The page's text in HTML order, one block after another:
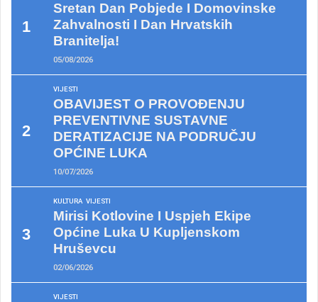
Sretan Dan Pobjede I Domovinske
Zahvalnosti I Dan Hrvatskih
Branitelja!
05/08/2026
VIJESTI
OBAVIJEST O PROVOĐENJU
PREVENTIVNE SUSTAVNE
DERATIZACIJE NA PODRUČJU
OPĆINE LUKA
10/07/2026
KULTURA VIJESTI
Mirisi Kotlovine I Uspjeh Ekipe
Općine Luka U Kupljenskom
Hruševcu
02/06/2026
VIJESTI